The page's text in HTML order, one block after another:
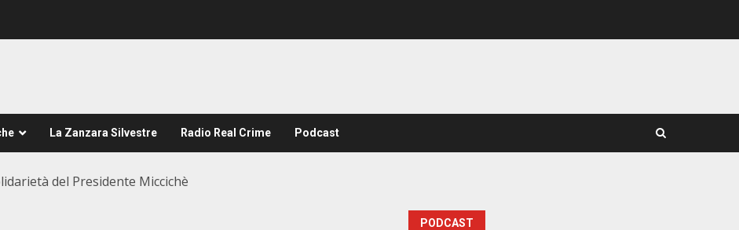
La Zanzara Silvestre Radio Real Crime Podcast
del Presidente Miccichè
PODCAST